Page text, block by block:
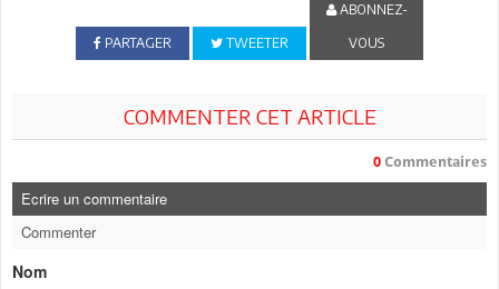
PARTAGER TWEETER
ABONNEZ-
VOUS
COMMENTER CET ARTICLE
0 Commentaires
Ecrire un commentaire
Commenter
Nom